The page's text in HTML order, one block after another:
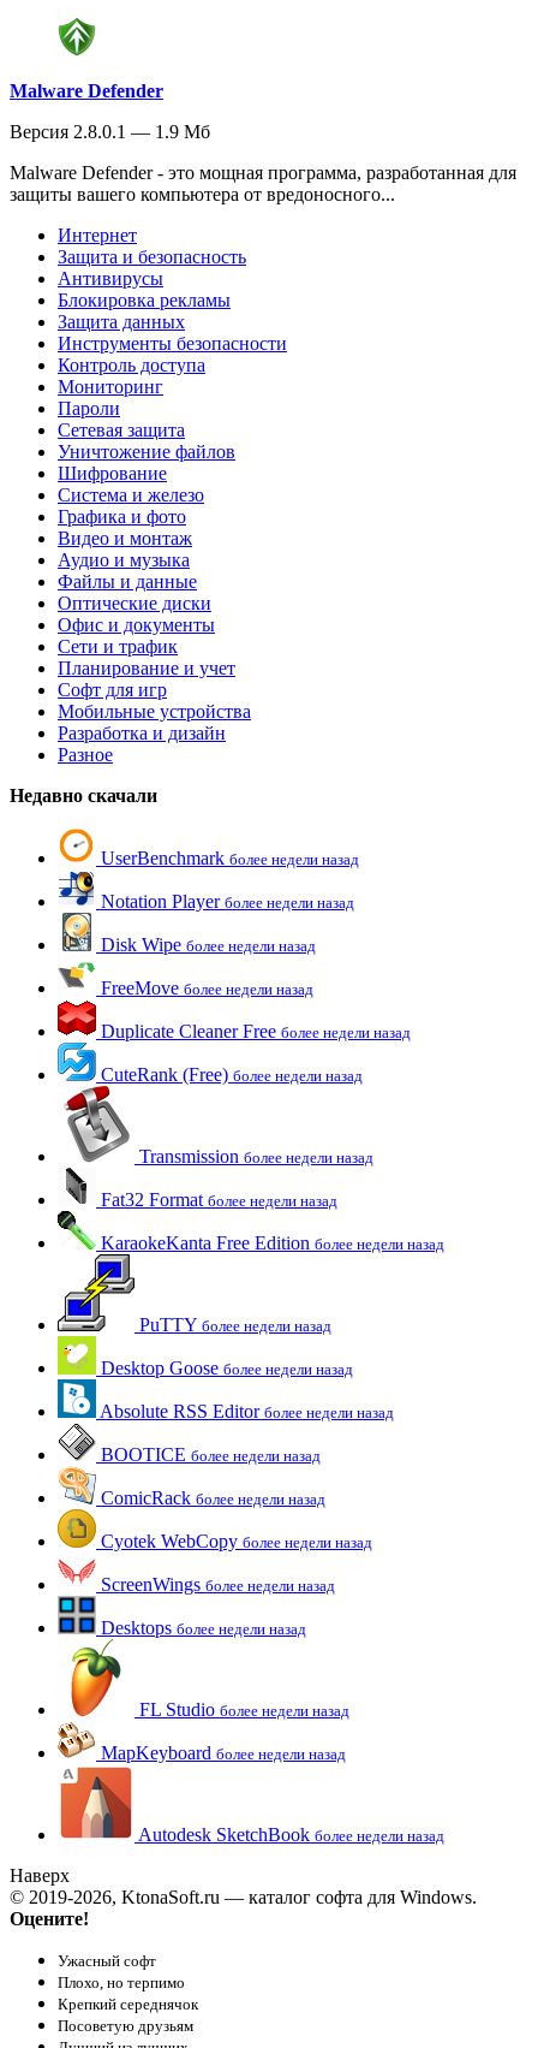
Malware Defender
Версия 2.8.0.1 — 1.9 Мб
Malware Defender - это мощная программа, разработанная для
защиты вашего компьютера от вредоносного...
Интернет
Защита и безопасность
Антивирусы
Блокировка рекламы
Защита данных
Инструменты безопасности
Контроль доступа
Мониторинг
Пароли
Сетевая защита
Уничтожение файлов
Шифрование
Система и железо
Графика и фото
Видео и монтаж
Аудио и музыка
Файлы и данные
Оптические диски
Офис и документы
Сети и трафик
Планирование и учет
Софт для игр
Мобильные устройства
Разработка и дизайн
Разное
Недавно скачали
UserBenchmark более недели назад
Notation Player более недели назад
Disk Wipe более недели назад
FreeMove более недели назад
Duplicate Cleaner Free более недели назад
CuteRank (Free) более недели назад
Transmission более недели назад
Fat32 Format более недели назад
KaraokeKanta Free Edition более недели назад
PuTTY более недели назад
Desktop Goose более недели назад
Absolute RSS Editor более недели назад
BOOTICE более недели назад
ComicRack более недели назад
Cyotek WebCopy более недели назад
ScreenWings более недели назад
Desktops более недели назад
FL Studio более недели назад
MapKeyboard более недели назад
Autodesk SketchBook более недели назад
Наверх
© 2019-2026, KtonaSoft.ru — каталог софта для Windows.
Оцените!
Ужасный софт
Плохо, но терпимо
Крепкий середнячок
Посоветую друзьям